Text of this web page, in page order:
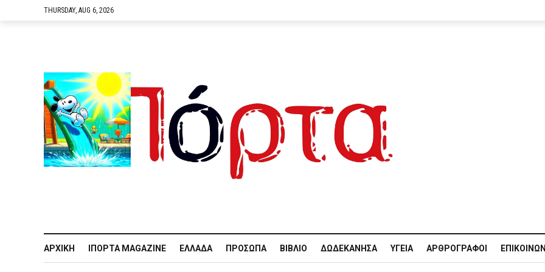
THURSDAY, AUG 6, 2026
ΑΡΧΙΚΉ IΠΌΡΤΑ MAGAZINE ΕΛΛΆΔΑ ΠΡΌΣΩΠΑ ΒΙΒΛΊΟ ΔΩΔΕΚΆΝΗΣΑ ΥΓΕΊΑ ΑΡΘΡΟΓΡΆΦΟΙ